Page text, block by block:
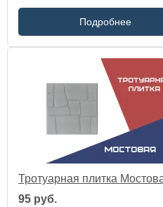
Подробнее
Тротуарная плитка
95 руб.